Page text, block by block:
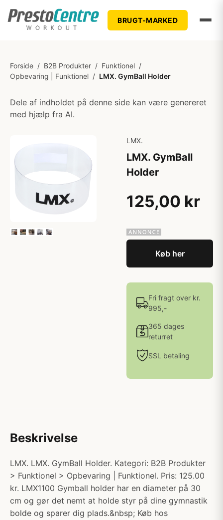
BRUGT-MARKED
Forside / B2B Produkter / Funktionel /
Opbevaring | Funktionel / LMX. GymBall Holder
Dele af indholdet på denne side kan være genereret
med hjælp fra AI.
LMX.
LMX. GymBall
Holder
125,00 kr
Køb her
Fri fragt over kr.
995,-
365 dages
returret
SSL betaling
Beskrivelse
LMX. LMX. GymBall Holder. Kategori: B2B Produkter
> Funktionel > Opbevaring | Funktionel. Pris: 125.00
kr. LMX1100 Gymball holder har en diameter på 30
cm og gør det nemt at holde styr på dine gymnastik
bolde og sparer dig plads.&nbsp; Køb hos